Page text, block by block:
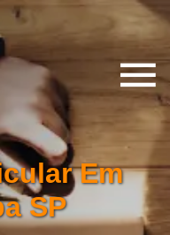
Em
SP